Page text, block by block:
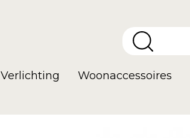
Verlichting Woonaccessoires